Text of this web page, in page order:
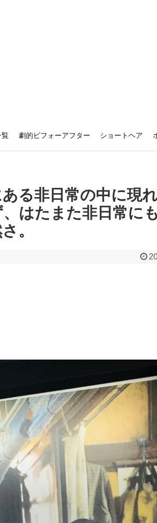
覧 劇的ビフォーアフター ショートヘア
る非日常の中に現
はたまた非日常に
。